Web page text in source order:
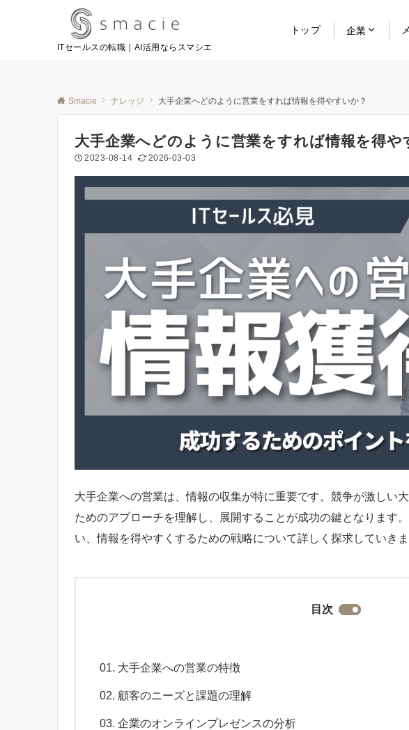
ITセールスの転職｜AI活用ならスマシエ
トップ 企業
Smacie ナレッジ 大手企業へどのように営業をすれば情報を得やすいか？
大手企業へどのように営業をすれば情報を得や
2023-08-14 2026-03-03
大手企業への営業は、情報の収集が特に重要です。競争が激しい
ためのアプローチを理解し、展開することが成功の鍵となります
い、情報を得やすくするための戦略について詳しく探求していきま
目次
大手企業への営業の特徴
顧客のニーズと課題の理解
企業のオンラインプレゼンスの分析